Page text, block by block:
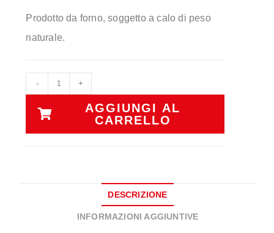
Prodotto da forno, soggetto a calo di peso
naturale.
- +
AGGIUNGI AL
CARRELLO
DESCRIZIONE
INFORMAZIONI AGGIUNTIVE